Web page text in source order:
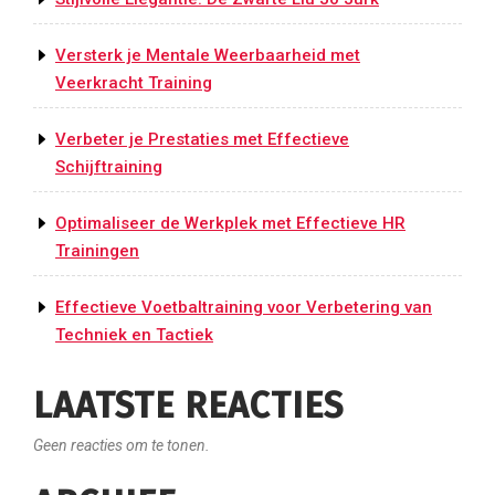
Versterk je Mentale Weerbaarheid met
Veerkracht Training
Verbeter je Prestaties met Effectieve
Schijftraining
Optimaliseer de Werkplek met Effectieve HR
Trainingen
Effectieve Voetbaltraining voor Verbetering van
Techniek en Tactiek
LAATSTE REACTIES
Geen reacties om te tonen.